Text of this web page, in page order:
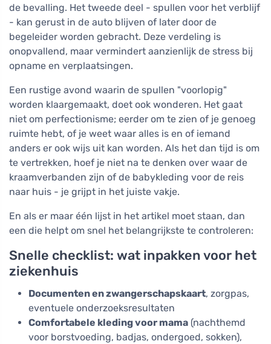
de bevalling. Het tweede deel - spullen voor het verblijf
- kan gerust in de auto blijven of later door de
begeleider worden gebracht. Deze verdeling is
onopvallend, maar vermindert aanzienlijk de stress bij
opname en verplaatsingen.
Een rustige avond waarin de spullen "voorlopig"
worden klaargemaakt, doet ook wonderen. Het gaat
niet om perfectionisme; eerder om te zien of je genoeg
ruimte hebt, of je weet waar alles is en of iemand
anders er ook wijs uit kan worden. Als het dan tijd is om
te vertrekken, hoef je niet na te denken over waar de
kraamverbanden zijn of de babykleding voor de reis
naar huis - je grijpt in het juiste vakje.
En als er maar één lijst in het artikel moet staan, dan
een die helpt om snel het belangrijkste te controleren:
Snelle checklist: wat inpakken voor het
ziekenhuis
Documenten en zwangerschapskaart, zorgpas,
eventuele onderzoeksresultaten
Comfortabele kleding voor mama (nachthemd
voor borstvoeding, badjas, ondergoed, sokken),